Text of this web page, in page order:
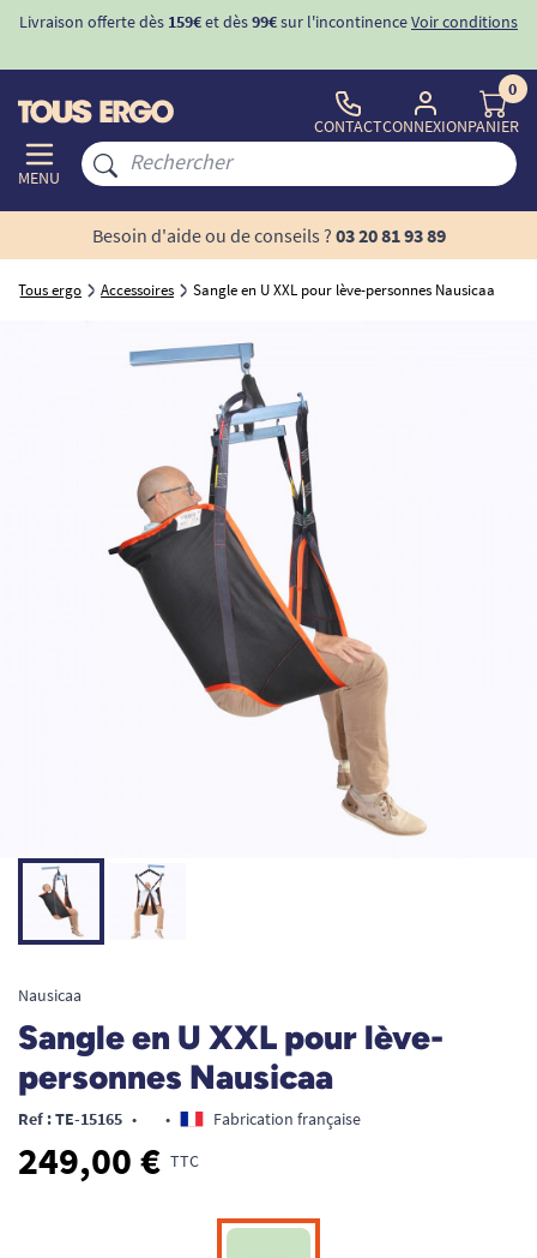
Livraison offerte dès 159€et dès99€sur l'incontinenceVoir conditions
MENU
CONTACTCONNEXION
0
PANIER
Besoin d'aide ou de conseils ? 03 20 81 93 89
Tous ergo Accessoires Sangle en U XXL pour lève-personnes Nausicaa
Nausicaa
Sangle en U XXL pour lève-
personnes Nausicaa
Ref : TE-15165 • • Fabrication française
249,00 € TTC